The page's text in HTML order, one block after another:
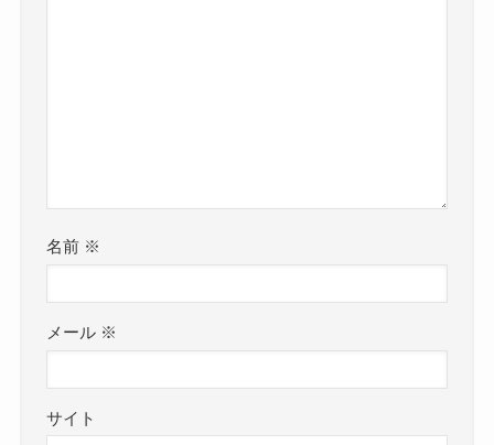
名前 ※
メール ※
サイト